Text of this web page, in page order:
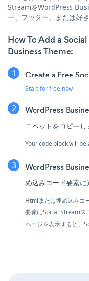
StreamをWordPress
ー、フッター、または好
How To Add a
Business Theme:
Create a Free
Start for free now
WordPress
ニペットをコピーし
Your code block will
WordPress
め込みコード要素に
Htmlまたは埋め込みコ
要素にSocial Streamス
ページを表示すると、